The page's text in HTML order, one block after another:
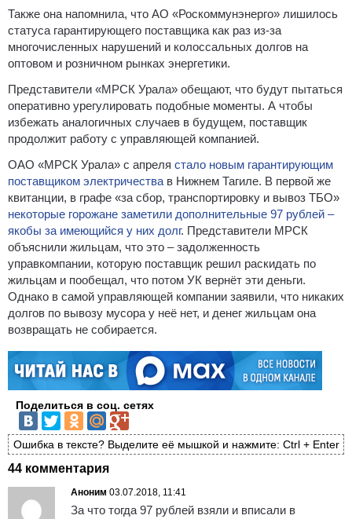
Также она напомнила, что АО «Роскоммунэнерго» лишилось
статуса гарантирующего поставщика как раз из-за
многочисленных нарушений и колоссальных долгов на
оптовом и розничном рынках энергетики.
Представители «МРСК Урала» обещают, что будут пытаться
оперативно урегулировать подобные моменты. А чтобы
избежать аналогичных случаев в будущем, поставщик
продолжит работу с управляющей компанией.
ОАО «МРСК Урала» с апреля стало новым гарантирующим
поставщиком электричества в Нижнем Тагиле. В первой же
квитанции, в графе «за сбор, транспортировку и вывоз ТБО»
некоторые горожане заметили дополнительные 97 рублей –
якобы за имеющийся у них долг. Представители МРСК
объяснили жильцам, что это – задолженность
управкомпании, которую поставщик решил раскидать по
жильцам и пообещал, что потом УК вернёт эти деньги.
Однако в самой управляющей компании заявили, что никаких
долгов по вывозу мусора у неё нет, и денег жильцам она
возвращать не собирается.
Поделиться в соц. сетях
Ошибка в тексте? Выделите её мышкой и нажмите: Ctrl + Enter
44 комментария
Аноним 03.07.2018, 11:41
За что тогда 97 рублей взяли и вписали в